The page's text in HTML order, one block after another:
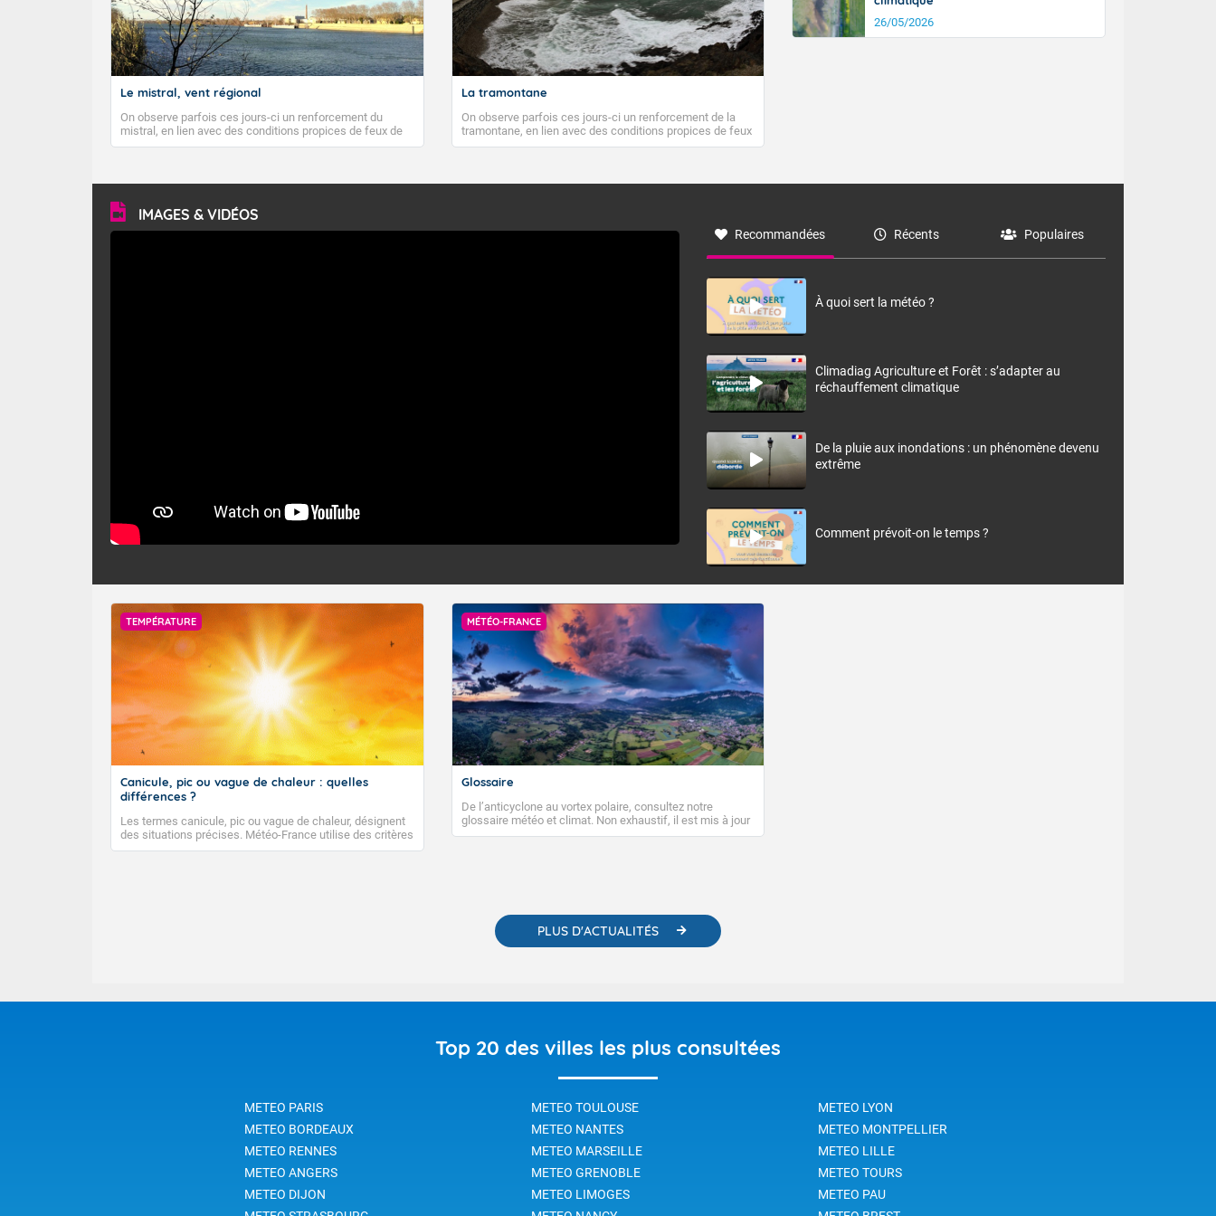
Le mistral, vent régional
On observe parfois ces jours-ci un renforcement du
mistral, en lien avec des conditions propices de feux de
forêt. Mais qu'est-ce que le mistral ? Quelles sont ses
vitesse moyenne de 50 km/h et atteindre 80 à 100 km/h
du Rhône et la Provence et envahit le littoral
méditerranéen à partir de la Camargue.
La tramontane
On observe parfois ces jours-ci un renforcement de la
tramontane, en lien avec des conditions propices de feux
de forêt. Mais qu'est-ce que la tramontane ? Quelles sont
à nord-ouest, dans un secteur qui part du Roussillon à la
26/05/2026
IMAGES & VIDÉOS
Recommandées Récents Populaires
À quoi sert la météo ?
Climadiag Agriculture et Forêt : s’adapter au
réchauffement climatique
De la pluie aux inondations : un phénomène devenu
extrême
Comment prévoit-on le temps ?
TEMPÉRATURE
Canicule, pic ou vague de chaleur : quelles
différences ?
Les termes canicule, pic ou vague de chaleur, désignent
des situations précises. Météo-France utilise des critères
climatologiques pour évaluer et qualifier les épisodes de
MÉTÉO-FRANCE
Glossaire
De l’anticyclone au vortex polaire, consultez notre
glossaire météo et climat. Non exhaustif, il est mis à jour
régulièrement, au fil de nos publications. Vous y trouverez
PLUS D'ACTUALITÉS
Top 20 des villes les plus consultées
METEO PARIS METEO TOULOUSE
METEO LYON
METEO BORDEAUX
METEO NANTES
METEO MONTPELLIER
METEO RENNES
METEO MARSEILLE
METEO LILLE
METEO ANGERS
METEO GRENOBLE
METEO TOURS
METEO DIJON
METEO LIMOGES
METEO PAU